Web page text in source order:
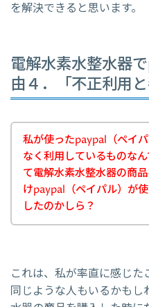
を解決できると思います。
電解水素水整水器
由４．「不正利用
私が使ったpaypal（ペイ
なく利用しているものな
て電解水素水整水器の商
けpaypal（ペイパル）が
したのかしら？
これは、私が率直に感じ
同じような人もいるかも